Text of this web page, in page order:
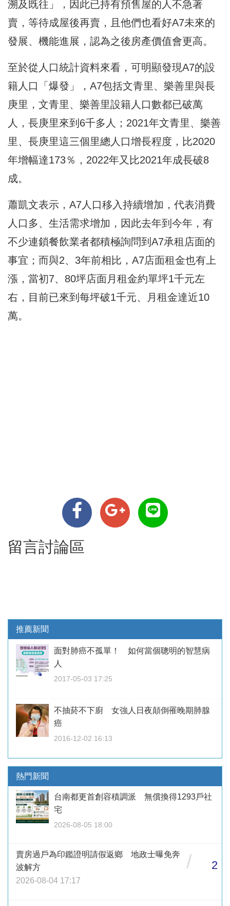
溯及既往」，因此已持有預售屋的人不急著
賣，等待成屋後再賣，且他們也看好A7未來的
發展、機能進展，認為之後房產價值會更高。
至於從人口統計資料來看，可明顯發現A7的設
籍人口「爆發」，A7包括文青里、樂善里與長
庚里，文青里、樂善里設籍人口數都已破萬
人，長庚里來到6千多人；2021年文青里、樂善
里、長庚里這三個里總人口增長程度，比2020
年增幅達173％，2022年又比2021年成長破8
成。
蕭凱文表示，A7人口移入持續增加，代表消費
人口多、生活需求增加，因此去年到今年，有
不少連鎖餐飲業者都積極詢問到A7承租店面的
事宜；而與2、3年前相比，A7店面租金也有上
漲，當初7、80坪店面月租金約單坪1千元左
右，目前已來到每坪破1千元、月租金達近10
萬。
留言討論區
推薦新聞
面對肺癌不孤單！ 如何當個聰明的智慧病
人
2017-05-03 17:25
不抽菸不下廚 女強人日夜顛倒罹晚期肺腺
癌
2016-12-02 16:13
熱門新聞
台南都更首創容積調派 無償換得1293戶社
宅
2026-08-05 18:00
賣房過戶為印鑑證明請假返鄉 地政士曝免奔
波解方
2026-08-04 17:17
/ 2